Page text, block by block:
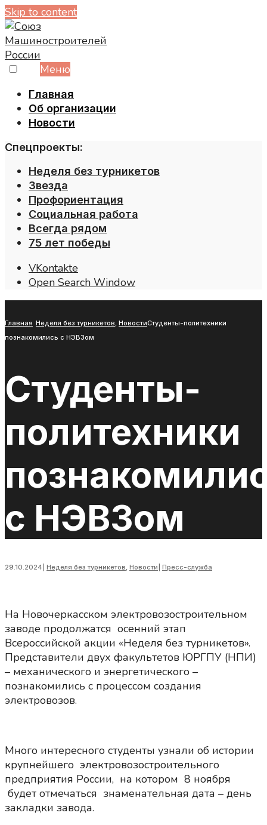
Skip to content
Меню
Главная
Об организации
Новости
Спецпроекты:
Неделя без турникетов
Звезда
Профориентация
Социальная работа
Всегда рядом
75 лет победы
VKontakte
Open Search Window
Главная Неделя без турникетов, НовостиСтуденты-политехники
познакомились с НЭВЗом
Студенты-
политехники
с НЭВЗом
29.10.2024 Неделя без турникетов, Новости Пресс-служба
На Новочеркасском электровозостроительном
заводе продолжатся осенний этап
Всероссийской акции «Неделя без турникетов».
Представители двух факультетов ЮРГПУ (НПИ)
– механического и энергетического –
познакомились с процессом создания
электровозов.
Много интересного студенты узнали об истории
крупнейшего электровозостроительного
предприятия России, на котором 8 ноября
будет отмечаться знаменательная дата – день
закладки завода.